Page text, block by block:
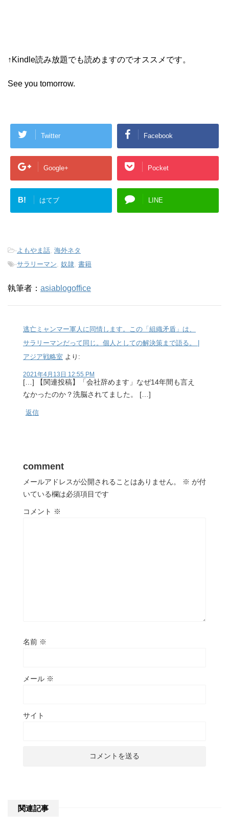
↑Kindle読み放題でも読めますのでオススメです。
See you tomorrow.
Twitter Facebook
Google+ Pocket
B! はてブ LINE
-よもやま話 海外ネタ
-サラリーマン 奴隷 書籍
執筆者： asiablogoffice
逃亡ミャンマー軍人に同情します。この「組織矛盾」は、
サラリーマンだって同じ。個人としての解決策まで語る。 |
アジア戦略室 より:
2021年4月13日 12:55 PM
[…] 【関連投稿】「会社辞めます」なぜ14年間も言え
なかったのか？洗脳されてました。 […]
返信
comment
メールアドレスが公開されることはありません。 ※ が付
いている欄は必須項目です
コメント ※
名前 ※
メール ※
サイト
関連記事